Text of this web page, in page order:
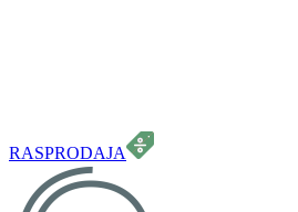
RASPRODAJA